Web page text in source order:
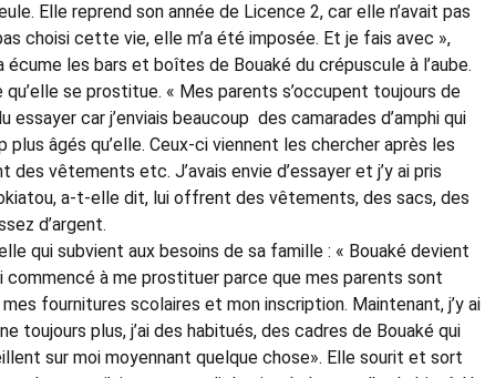
Elle reprend son année de Licence 2, car elle n’avait pas
choisi cette vie, elle m’a été imposée. Et je fais avec »,
les bars et boîtes de Bouaké du crépuscule à l’aube.
se prostitue. « Mes parents s’occupent toujours de
essayer car j’enviais beaucoup des camarades d’amphi qui
âgés qu’elle. Ceux-ci viennent les chercher après les
vêtements etc. J’avais envie d’essayer et j’y ai pris
a-t-elle dit, lui offrent des vêtements, des sacs, des
d’argent.
qui subvient aux besoins de sa famille : « Bouaké devient
commencé à me prostituer parce que mes parents sont
fournitures scolaires et mon inscription. Maintenant, j’y ai
toujours plus, j’ai des habitués, des cadres de Bouaké qui
sur moi moyennant quelque chose». Elle sourit et sort